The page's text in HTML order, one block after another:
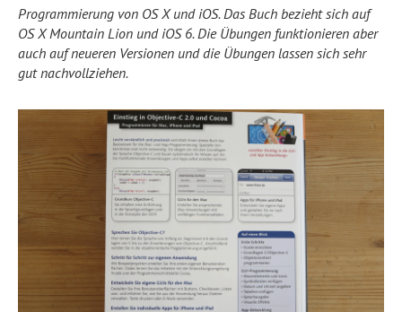
Programmierung von OS X und iOS. Das Buch bezieht sich auf
OS X Mountain Lion und iOS 6. Die Übungen funktionieren aber
auch auf neueren Versionen und die Übungen lassen sich sehr
gut nachvollziehen.